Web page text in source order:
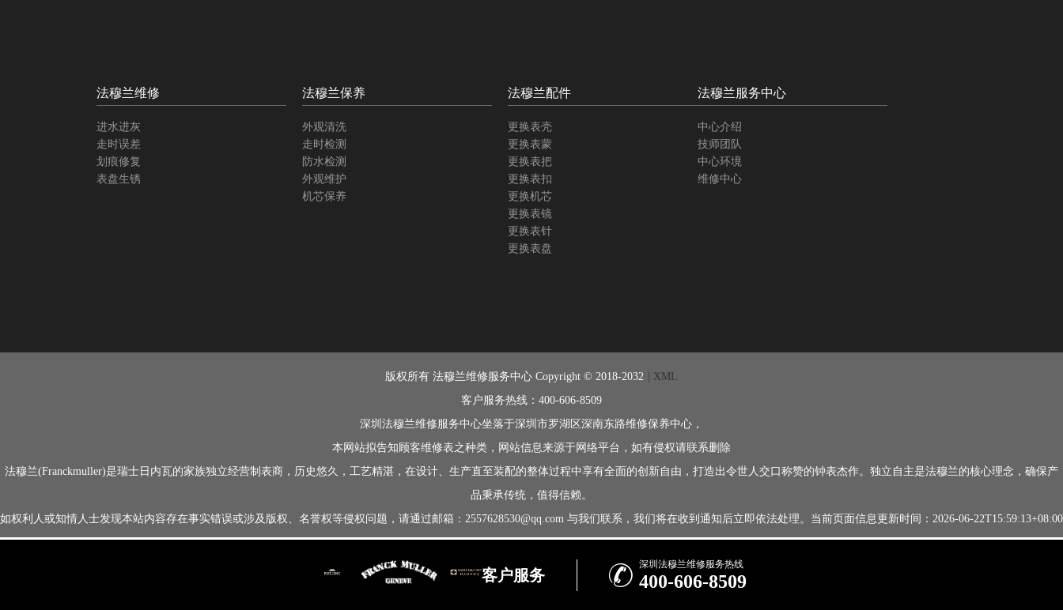
法穆兰维修
进水进灰
走时误差
划痕修复
表盘生锈
法穆兰保养
外观清洗
走时检测
防水检测
外观维护
机芯保养
法穆兰配件
更换表壳
更换表蒙
更换表把
更换表扣
更换机芯
更换表镜
更换表针
更换表盘
法穆兰服务中心
中心介绍
技师团队
中心环境
维修中心
版权所有 法穆兰维修服务中心 Copyright © 2018-2032
| XML
客户服务热线：400-606-8509
深圳法穆兰维修服务中心坐落于深圳市罗湖区深南东路维修保养中心，
本网站拟告知顾客维修表之种类，网站信息来源于网络平台，如有侵权请联系删除
法穆兰(Franckmuller)是瑞士日内瓦的家族独立经营制表商，历史悠久，工艺精湛，在设计、生产直至装配的整体过程中享有全面的创新自由，打造出令世人交口称赞的钟表杰作。独立自主是法穆兰的核心理念，确保产
品秉承传统，值得信赖。
如权利人或知情人士发现本站内容存在事实错误或涉及版权、名誉权等侵权问题，请通过邮箱：2557628530@qq.com 与我们联系，我们将在收到通知后立即依法处理。当前页面信息更新时间：2026-06-22T15:59:13+08:00
客户服务  深圳法穆兰维修服务热线
400-606-8509